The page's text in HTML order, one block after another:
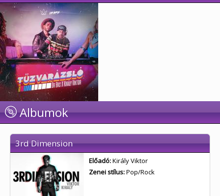
Albumok
3rd Dimension
Előadó:Király Viktor
Zenei stílus:Pop/Rock